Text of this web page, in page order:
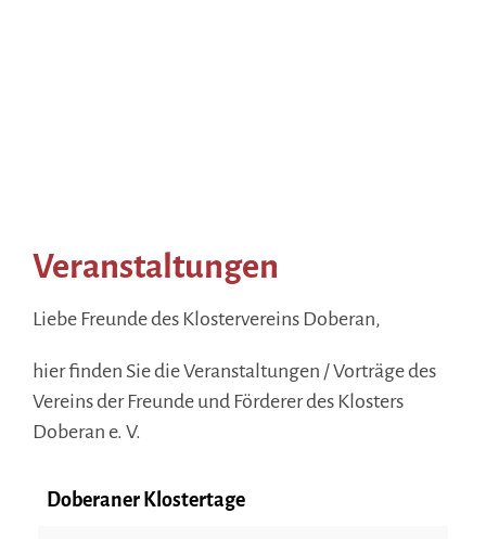
Veranstaltungen
Liebe Freunde des Klostervereins Doberan,
hier finden Sie die Veranstaltungen / Vorträge des
Vereins der Freunde und Förderer des Klosters
Doberan e. V.
Doberaner Klostertage